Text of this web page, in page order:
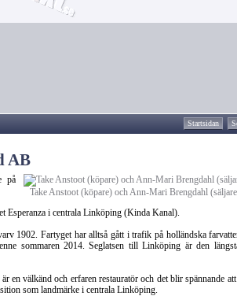
Startsidan
AB
Take Anstoot (köpare) och Ann-Mari Brengdahl
på
Esperanza i centrala Linköping (Kinda Kanal).
1902. Fartyget har alltså gått i trafik på holländska
sommaren 2014. Seglatsen till Linköping är den
en välkänd och erfaren restauratör och det blir spännande att
som landmärke i centrala Linköping.